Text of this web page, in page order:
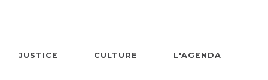
JUSTICE CULTURE L'AGENDA